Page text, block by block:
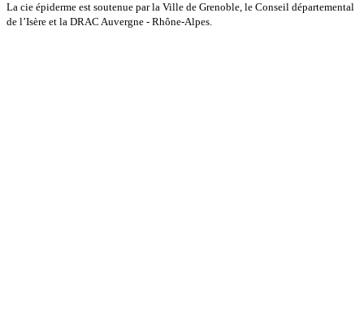
La cie épiderme est soutenue par la Ville de Grenoble, le Conseil départemental
de l’Isère et la DRAC Auvergne - Rhône-Alpes.